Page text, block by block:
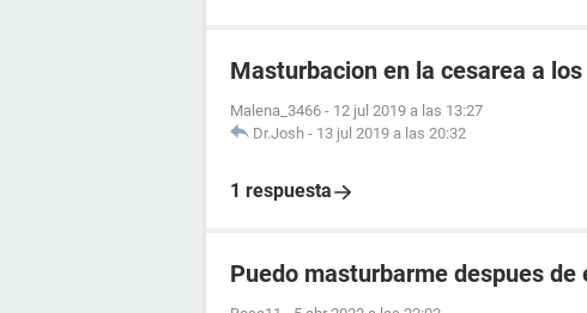
Masturbacion en la cesarea a
Malena_3466 - 12 jul 2019 a las 13:27
Dr.Josh - 13 jul 2019 a las 20:32
1 respuesta
Puedo masturbarme despues